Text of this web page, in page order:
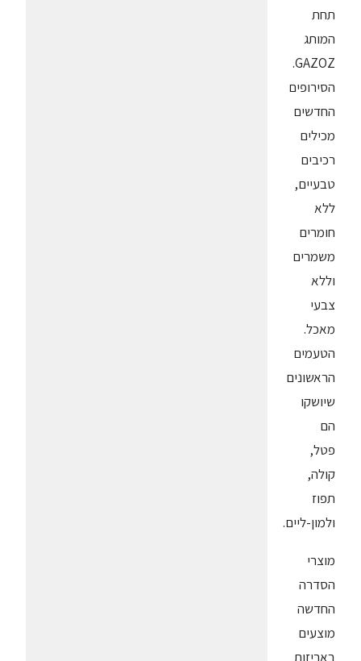
תחת
המותג
GAZOZ.
הסירופים
החדשים
מכילים
רכיבים
טבעיים,
ללא
חומרים
משמרים
וללא
צבעי
מאכל.
הטעמים
הראשונים
שיושקו
הם
פטל,
קולה,
תפוז
ולמון-ליים.
מוצרי
הסדרה
החדשה
מוצעים
באריזות